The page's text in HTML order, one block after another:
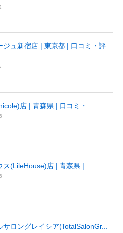
ジュ新宿店 | 東京都 | 口コミ・評
店 | 青森県 | 口コミ・...
ス(LileHouse)店 | 青森県 |...
サロングレイシア(TotalSalonGr...